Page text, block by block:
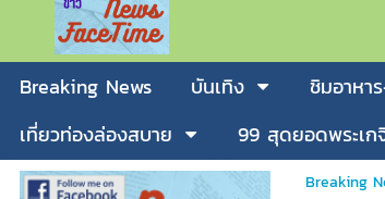
Breaking News บันเทิง ชิมอาหา
เที่ยวท่องล่องสบาย
99 สุดยอดพระเก
Breaking